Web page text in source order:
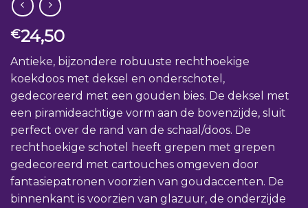
€24,50
Antieke, bijzondere robuuste rechthoekige
koekdoos met deksel en onderschotel,
gedecoreerd met een gouden bies. De deksel met
een piramideachtige vorm aan de bovenzijde, sluit
perfect over de rand van de schaal/doos. De
rechthoekige schotel heeft grepen met grepen
gedecoreerd met cartouches omgeven door
fantasiepatronen voorzien van goudaccenten. De
binnenkant is voorzien van glazuur, de onderzijde